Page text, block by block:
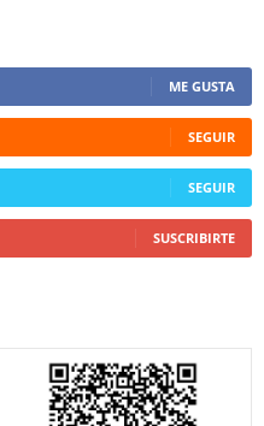
ME GUSTA
SEGUIR
SEGUIR
SUSCRIBIRTE